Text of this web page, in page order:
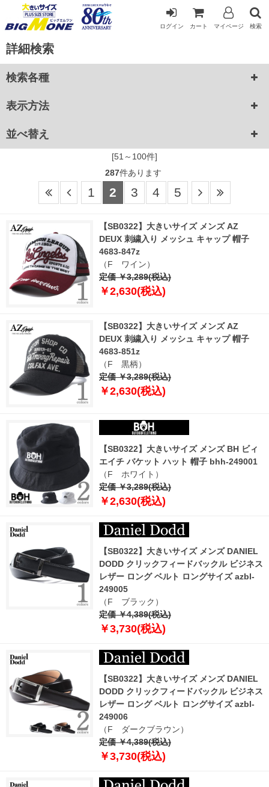
ログイン カート マイページ 検索
詳細検索
検索各種
表示方法
並べ替え
[51～100件]
287件あります
1 2 3 4 5
【SB0322】大きいサイズ メンズ AZ
DEUX 刺繍入り メッシュ キャップ 帽子
4683-847z
（F ワイン）
定価 ￥3,289(税込)
￥2,630(税込)
【SB0322】大きいサイズ メンズ AZ
DEUX 刺繍入り メッシュ キャップ 帽子
4683-851z
（F 黒柄）
定価 ￥3,289(税込)
￥2,630(税込)
【SB0322】大きいサイズ メンズ BH ビィ
エイチ バケット ハット 帽子 bhh-249001
（F ホワイト）
定価 ￥3,289(税込)
￥2,630(税込)
【SB0322】大きいサイズ メンズ DANIEL
DODD クリックフィードバックル ビジネス
レザー ロング ベルト ロングサイズ azbl-
249005
（F ブラック）
定価 ￥4,389(税込)
￥3,730(税込)
【SB0322】大きいサイズ メンズ DANIEL
DODD クリックフィードバックル ビジネス
レザー ロング ベルト ロングサイズ azbl-
249006
（F ダークブラウン）
定価 ￥4,389(税込)
￥3,730(税込)